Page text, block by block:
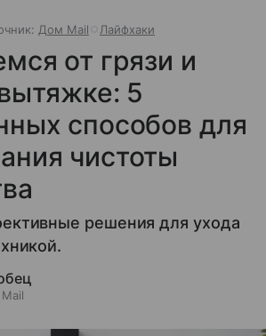
Дом Mail Лайфхаки
от грязи и
5
способов для
чистоты
решения для ухода